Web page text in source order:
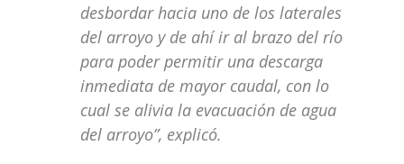
desbordar hacia uno de los laterales
del arroyo y de ahí ir al brazo del río
para poder permitir una descarga
inmediata de mayor caudal, con lo
cual se alivia la evacuación de agua
del arroyo”, explicó.